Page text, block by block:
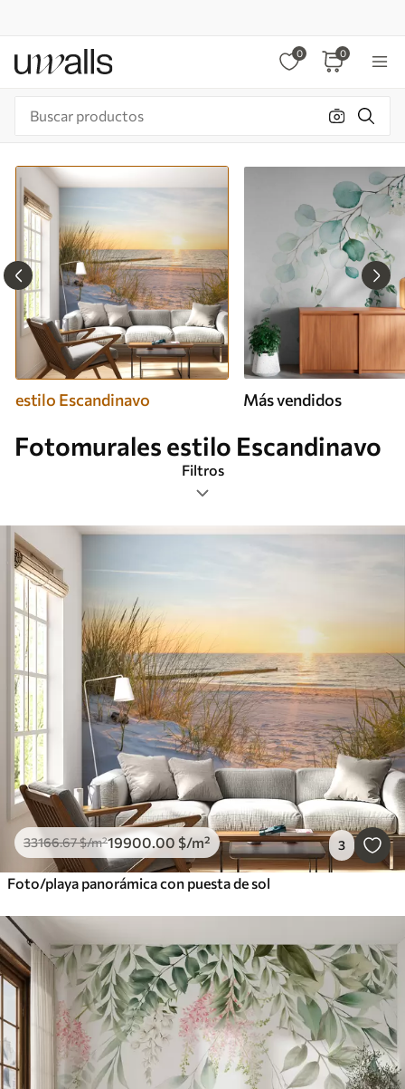
0 0
estilo Escandinavo Más vendidos
Fotomurales estilo Escandinavo
Filtros
Paleta de colores
Inteligente
Borrar todos los filtros
33166.67$/m²19900.00 $/m² 3
Foto/playa panorámica con puesta de sol